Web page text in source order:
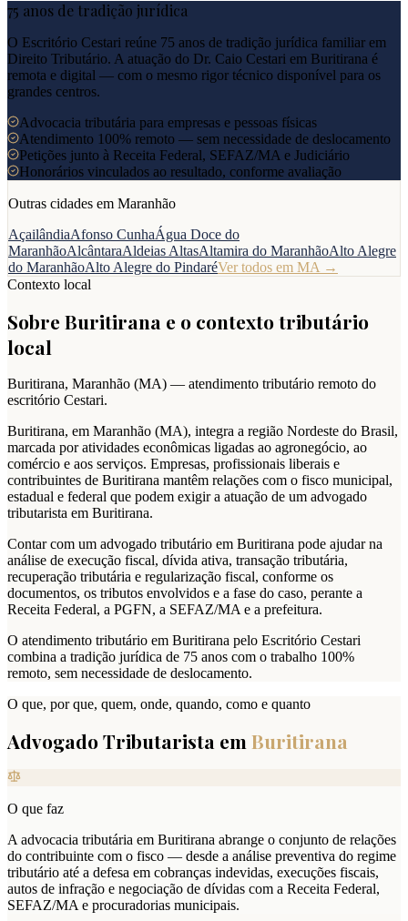
75 anos de tradição jurídica
O Escritório Cestari reúne 75 anos de tradição jurídica familiar em
Direito Tributário. A atuação do Dr. Caio Cestari em Buritirana é
remota e digital — com o mesmo rigor técnico disponível para os
grandes centros.
Advocacia tributária para empresas e pessoas físicas
Atendimento 100% remoto — sem necessidade de deslocamento
Petições junto à Receita Federal, SEFAZ/MA e Judiciário
Honorários vinculados ao resultado, conforme avaliação
Outras cidades em Maranhão
AçailândiaAfonso CunhaÁgua Doce do
MaranhãoAlcântaraAldeias AltasAltamira do MaranhãoAlto Alegre
do MaranhãoAlto Alegre do PindaréVer todos em MA →
Contexto local
Sobre Buritirana e o contexto tributário
local
Buritirana, Maranhão (MA) — atendimento tributário remoto do
escritório Cestari.
Buritirana, em Maranhão (MA), integra a região Nordeste do Brasil,
marcada por atividades econômicas ligadas ao agronegócio, ao
comércio e aos serviços. Empresas, profissionais liberais e
contribuintes de Buritirana mantêm relações com o fisco municipal,
estadual e federal que podem exigir a atuação de um advogado
tributarista em Buritirana.
Contar com um advogado tributário em Buritirana pode ajudar na
análise de execução fiscal, dívida ativa, transação tributária,
recuperação tributária e regularização fiscal, conforme os
documentos, os tributos envolvidos e a fase do caso, perante a
Receita Federal, a PGFN, a SEFAZ/MA e a prefeitura.
O atendimento tributário em Buritirana pelo Escritório Cestari
combina a tradição jurídica de 75 anos com o trabalho 100%
remoto, sem necessidade de deslocamento.
O que, por que, quem, onde, quando, como e quanto
Advogado Tributarista em Buritirana
O que faz
A advocacia tributária em Buritirana abrange o conjunto de relações
do contribuinte com o fisco — desde a análise preventiva do regime
tributário até a defesa em cobranças indevidas, execuções fiscais,
autos de infração e negociação de dívidas com a Receita Federal,
SEFAZ/MA e procuradorias municipais.